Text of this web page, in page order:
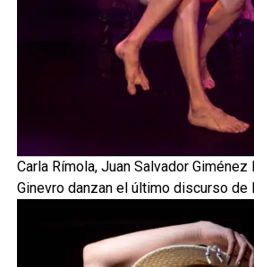
Carla Rímola, Juan Salvador Giménez
Ginevro danzan el último discurso de